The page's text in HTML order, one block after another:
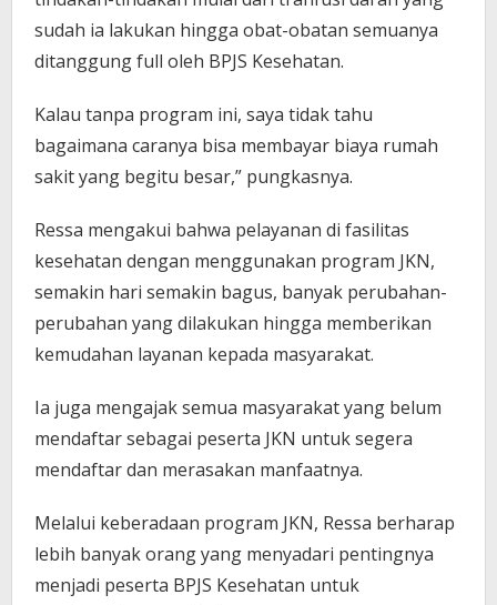
sudah ia lakukan hingga obat-obatan semuanya
ditanggung full oleh BPJS Kesehatan.
Kalau tanpa program ini, saya tidak tahu
bagaimana caranya bisa membayar biaya rumah
sakit yang begitu besar,” pungkasnya.
Ressa mengakui bahwa pelayanan di fasilitas
kesehatan dengan menggunakan program JKN,
semakin hari semakin bagus, banyak perubahan-
perubahan yang dilakukan hingga memberikan
kemudahan layanan kepada masyarakat.
Ia juga mengajak semua masyarakat yang belum
mendaftar sebagai peserta JKN untuk segera
mendaftar dan merasakan manfaatnya.
Melalui keberadaan program JKN, Ressa berharap
lebih banyak orang yang menyadari pentingnya
menjadi peserta BPJS Kesehatan untuk